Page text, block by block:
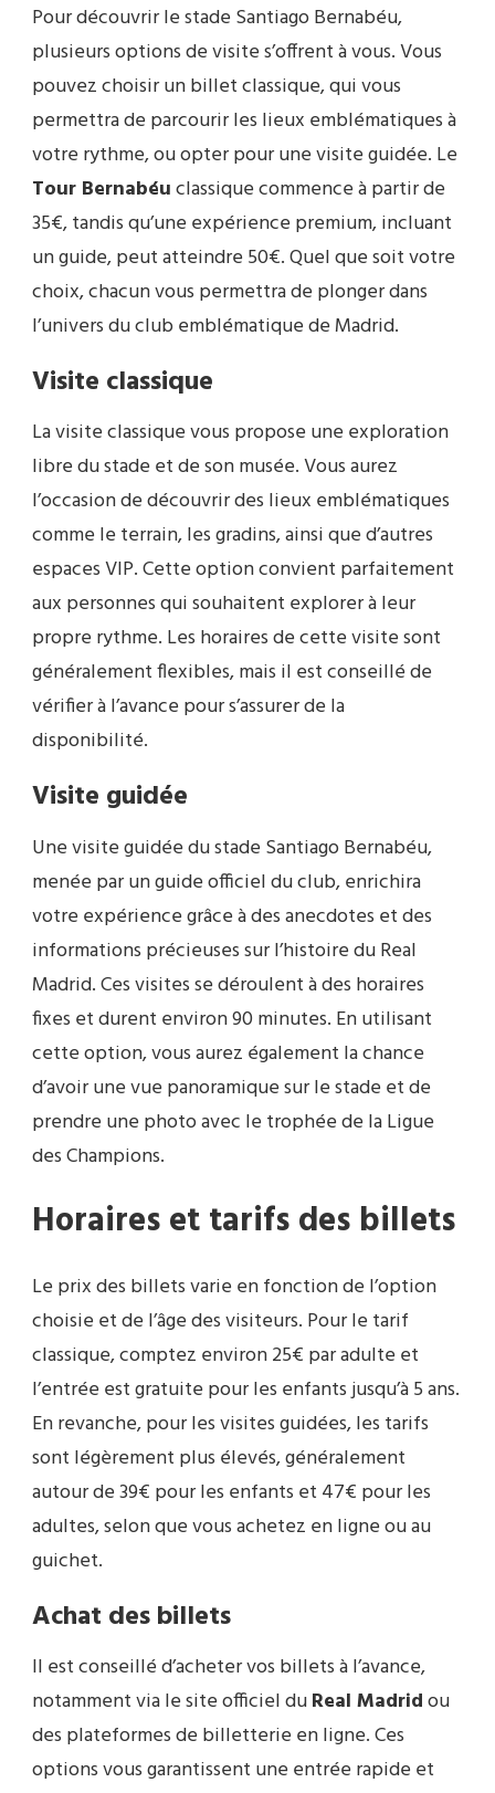
Pour découvrir le stade Santiago Bernabéu,
plusieurs options de visite s’offrent à vous. Vous
pouvez choisir un billet classique, qui vous
permettra de parcourir les lieux emblématiques à
votre rythme, ou opter pour une visite guidée. Le
Tour Bernabéuclassique commence à partir de
35€, tandis qu’une expérience premium, incluant
un guide, peut atteindre 50€. Quel que soit votre
choix, chacun vous permettra de plonger dans
l’univers du club emblématique de Madrid.
Visite classique
La visite classique vous propose une exploration
libre du stade et de son musée. Vous aurez
l’occasion de découvrir des lieux emblématiques
comme le terrain, les gradins, ainsi que d’autres
espaces VIP. Cette option convient parfaitement
aux personnes qui souhaitent explorer à leur
propre rythme. Les horaires de cette visite sont
généralement flexibles, mais il est conseillé de
vérifier à l’avance pour s’assurer de la
disponibilité.
Visite guidée
Une visite guidée du stade Santiago Bernabéu,
menée par un guide officiel du club, enrichira
votre expérience grâce à des anecdotes et des
informations précieuses sur l’histoire du Real
Madrid. Ces visites se déroulent à des horaires
fixes et durent environ 90 minutes. En utilisant
cette option, vous aurez également la chance
d’avoir une vue panoramique sur le stade et de
prendre une photo avec le trophée de la Ligue
des Champions.
Horaires et tarifs des billets
Le prix des billets varie en fonction de l’option
choisie et de l’âge des visiteurs. Pour le tarif
classique, comptez environ 25€ par adulte et
l’entrée est gratuite pour les enfants jusqu’à 5 ans.
En revanche, pour les visites guidées, les tarifs
sont légèrement plus élevés, généralement
autour de 39€ pour les enfants et 47€ pour les
adultes, selon que vous achetez en ligne ou au
guichet.
Achat des billets
Il est conseillé d’acheter vos billets à l’avance,
notamment via le site officiel duReal Madridou
des plateformes de billetterie en ligne. Ces
options vous garantissent une entrée rapide et